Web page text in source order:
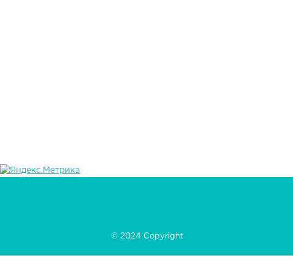
© 2024 Copyright